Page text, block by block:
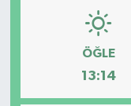
ÖĞLE
13:14